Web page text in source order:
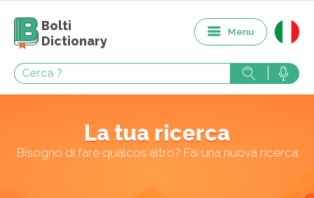
Bolti
Dictionary
Menu
La tua ricerca
Bisogno di fare qualcos'altro? Fai una nuova ricerca